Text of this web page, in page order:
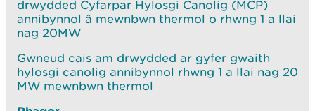
drwydded Cyfarpar Hylosgi Canolig (MCP)
annibynnol â mewnbwn thermol o rhwng 1 a llai
nag 20MW
Gwneud cais am drwydded ar gyfer gwaith
hylosgi canolig annibynnol rhwng 1 a llai nag 20
MW mewnbwn thermol